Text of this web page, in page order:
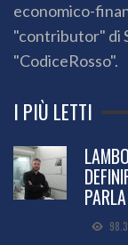
economico-
"contributor" di
"CodiceRosso".
I PIÙ LETTI